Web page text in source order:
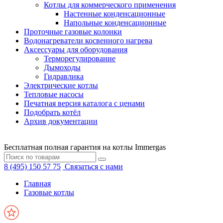
Котлы для коммерческого применения
Настенные конденсационные
Напольные конденсационные
Проточные газовые колонки
Водонагреватели косвенного нагрева
Аксессуары для оборудования
Терморегулирование
Дымоходы
Гидравлика
Электрические котлы
Тепловые насосы
Печатная версия каталога с ценами
Подобрать котёл
Архив документации
Бесплатная полная гарантия на котлы Immergas
8 (495) 150 57 75 Связаться с нами
Главная
Газовые котлы